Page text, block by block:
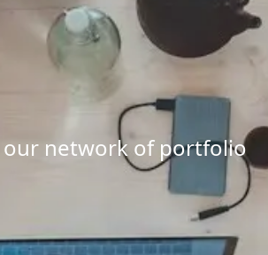
network of portfolio